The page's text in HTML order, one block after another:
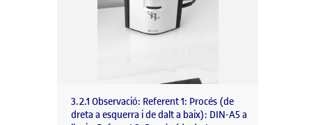
3.2.1 Observació: Referent 1: Procés (de
dreta a esquerra i de dalt a baix): DIN-A5 a